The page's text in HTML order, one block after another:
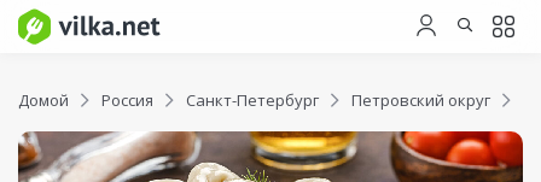
Домой Россия Санкт-Петербург Петровский округ